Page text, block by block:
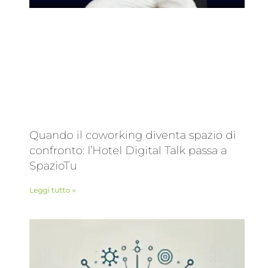
Quando il coworking diventa spazio di
confronto: l’Hotel Digital Talk passa a
SpazioTu
Leggi tutto »